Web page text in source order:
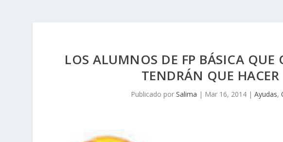
LOS ALUMNOS DE FP BÁSICA QUE
TENDRÁN QUE
Publicado por Salima | Mar 16, 2014| Ayudas,